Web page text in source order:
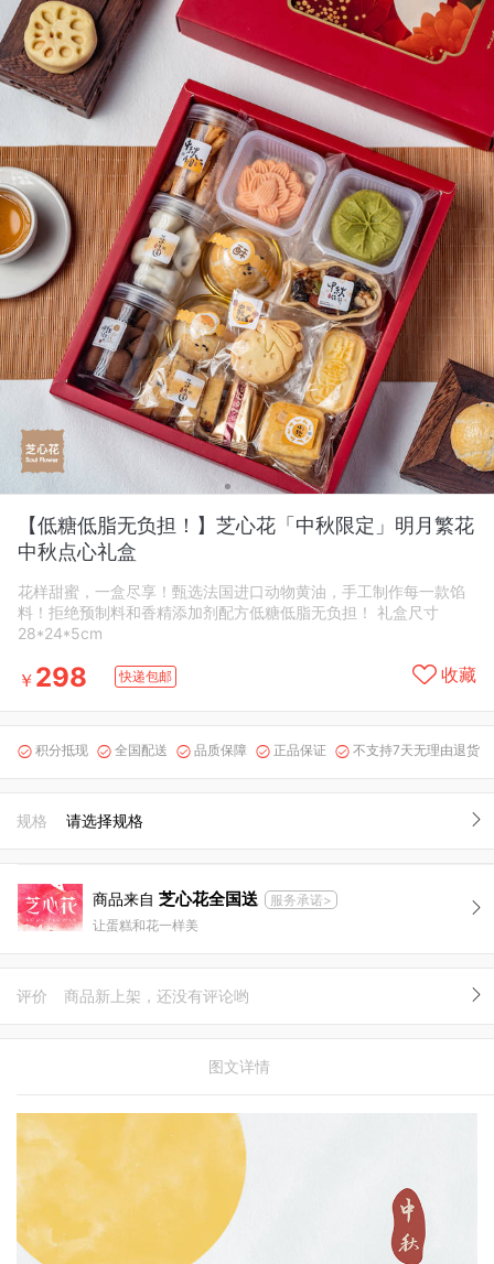
【低糖低脂无负担！】芝心花「中秋限定」明月繁花
中秋点心礼盒
花样甜蜜，一盒尽享！甄选法国进口动物黄油，手工制作每一款馅
料！拒绝预制料和香精添加剂配方低糖低脂无负担！ 礼盒尺寸
28*24*5cm
￥ 298 快递包邮 收藏
 积分抵现  全国配送  品质保障  正品保证  不支持7天无理由退货
规格 请选择规格
商品来自 芝心花全国送
服务承诺>
让蛋糕和花一样美
评价 商品新上架，还没有评论哟
图文详情